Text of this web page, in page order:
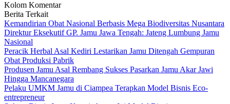
Kolom Komentar
Berita Terkait
Kemandirian Obat Nasional Berbasis Mega Biodiversitas Nusantara
Direktur Eksekutif GP. Jamu Jawa Tengah: Jateng Lumbung Jamu
Nasional
Peracik Herbal Asal Kediri Lestarikan Jamu Ditengah Gempuran
Obat Produksi Pabrik
Produsen Jamu Asal Rembang Sukses Pasarkan Jamu Akar Jawi
Hingga Mancanegara
Pelaku UMKM Jamu di Ciampea Terapkan Model Bisnis Eco-
entrepreneur